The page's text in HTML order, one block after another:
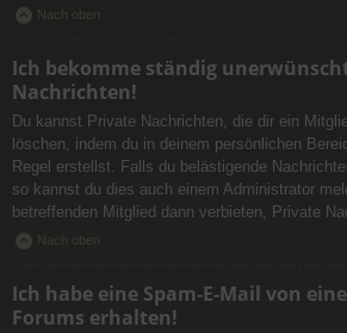
Nach oben
Ich bekomme ständig
Nachrichten!
Du kannst Private Nachrichten, die dir ein
löschen, indem du in deinem persönlichen
Regel erstellst. Falls du belästigende
so kannst du dies auch einem Administrator
betreffenden Mitglied dann verbieten, Private
Nach oben
Ich habe eine Spam-E-Mail von
Forums erhalten!